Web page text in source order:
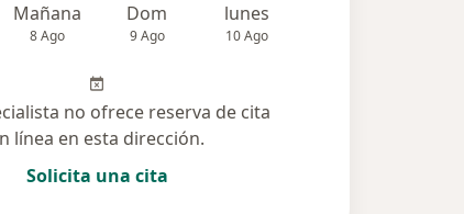
Mañana
8 Ago
Dom
9 Ago
lunes
10 Ago
no ofrece reserva de cita
línea en esta dirección.
Solicita una cita